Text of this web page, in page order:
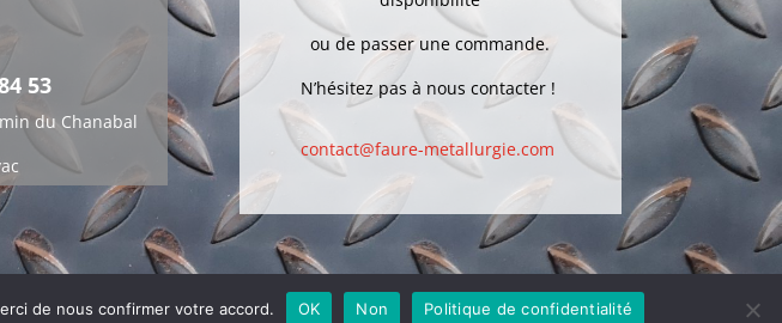
53
du Chanabal
ou de passer une commande.
N’hésitez pas à nous contacter !
contact@faure-metallurgie.com
Un site développé par DSO Communication
de nous confirmer votre accord. OK Non Politique de confidentialité